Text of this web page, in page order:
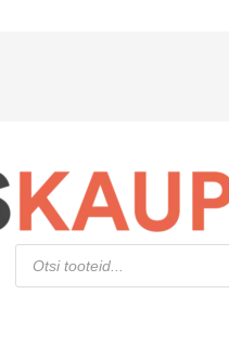
Products
search